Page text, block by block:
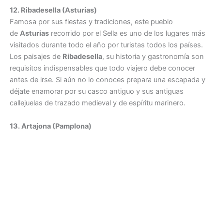
12. Ribadesella (Asturias)
Famosa por sus fiestas y tradiciones, este pueblo
de Asturias recorrido por el Sella es uno de los lugares más
visitados durante todo el año por turistas todos los países.
Los paisajes de Ribadesella, su historia y gastronomía son
requisitos indispensables que todo viajero debe conocer
antes de irse. Si aún no lo conoces prepara una escapada y
déjate enamorar por su casco antiguo y sus antiguas
callejuelas de trazado medieval y de espíritu marinero.
13. Artajona (Pamplona)